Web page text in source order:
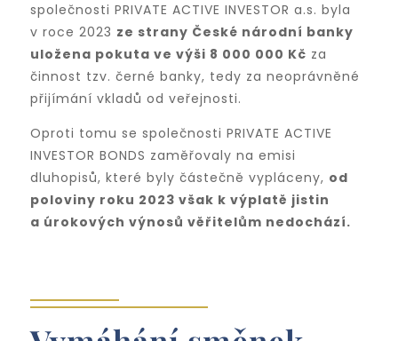
společnosti PRIVATE ACTIVE INVESTOR a.s. byla
v roce 2023 ze strany České národní banky
uložena pokuta ve výši 8 000 000 Kč za
činnost tzv. černé banky, tedy za neoprávněné
přijímání vkladů od veřejnosti.
Oproti tomu se společnosti PRIVATE ACTIVE
INVESTOR BONDS zaměřovaly na emisi
dluhopisů, které byly částečně vypláceny, od
poloviny roku 2023 však k výplatě jistin
a úrokových výnosů věřitelům nedochází.